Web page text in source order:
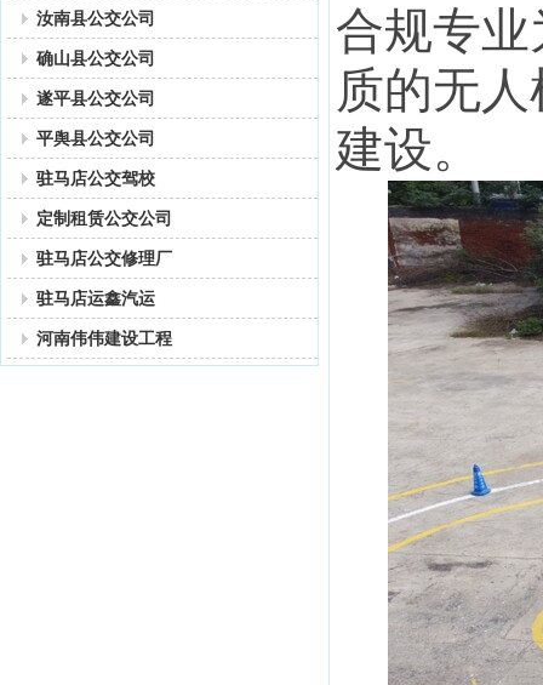
汝南县公交公司
确山县公交公司
遂平县公交公司
平舆县公交公司
驻马店公交驾校
定制租赁公交公司
驻马店公交修理厂
驻马店运鑫汽运
河南伟伟建设工程
合规专
质的无
建设。